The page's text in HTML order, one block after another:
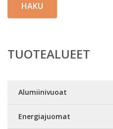
HAKU
TUOTEALUEET
Alumiinivuoat
Energiajuomat